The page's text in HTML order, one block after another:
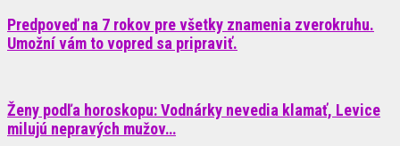
Predpoveď na 7 rokov pre všetky znamenia zverokruhu.
Umožní vám to vopred sa pripraviť.
Ženy podľa horoskopu: Vodnárky nevedia klamať, Levice
milujú nepravých mužov…